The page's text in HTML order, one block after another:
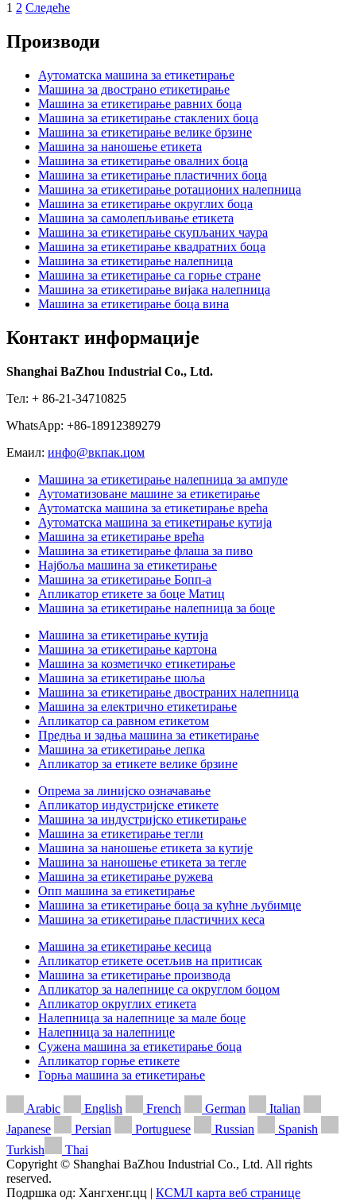
1 2 Следеће
Производи
Аутоматска машина за етикетирање
Машина за двострано етикетирање
Машина за етикетирање равних боца
Машина за етикетирање стаклених боца
Машина за етикетирање велике брзине
Машина за наношење етикета
Машина за етикетирање овалних боца
Машина за етикетирање пластичних боца
Машина за етикетирање ротационих налепница
Машина за етикетирање округлих боца
Машина за самолепљивање етикета
Машина за етикетирање скупљаних чаура
Машина за етикетирање квадратних боца
Машина за етикетирање налепница
Машина за етикетирање са горње стране
Машина за етикетирање вијака налепница
Машина за етикетирање боца вина
Контакт информације
Shanghai BaZhou Industrial Co., Ltd.
Тел: + 86-21-34710825
WhatsApp: +86-18912389279
Емаил: инфо@вкпак.цом
Машина за етикетирање налепница за ампуле
Аутоматизоване машине за етикетирање
Аутоматска машина за етикетирање врећа
Аутоматска машина за етикетирање кутија
Машина за етикетирање врећа
Машина за етикетирање флаша за пиво
Најбоља машина за етикетирање
Машина за етикетирање Бопп-а
Апликатор етикете за боце Матиц
Машина за етикетирање налепница за боце
Машина за етикетирање кутија
Машина за етикетирање картона
Машина за козметичко етикетирање
Машина за етикетирање шоља
Машина за етикетирање двостраних налепница
Машина за електрично етикетирање
Апликатор са равном етикетом
Предња и задња машина за етикетирање
Машина за етикетирање лепка
Апликатор за етикете велике брзине
Опрема за линијско означавање
Апликатор индустријске етикете
Машина за индустријско етикетирање
Машина за етикетирање тегли
Машина за наношење етикета за кутије
Машина за наношење етикета за тегле
Машина за етикетирање ружева
Опп машина за етикетирање
Машина за етикетирање боца за кућне љубимце
Машина за етикетирање пластичних кеса
Машина за етикетирање кесица
Апликатор етикете осетљив на притисак
Машина за етикетирање производа
Апликатор за налепнице са округлом боцом
Апликатор округлих етикета
Налепница за налепнице за мале боце
Налепница за налепнице
Сужена машина за етикетирање боца
Апликатор горње етикете
Горња машина за етикетирање
Arabic English French German
Italian
Japanese
Persian Portuguese Russian
Spanish
Turkish
Thai
Copyright © Shanghai BaZhou Industrial Co., Ltd. All rights
reserved.
Подршка од: Хангхенг.цц | КСМЛ карта веб странице